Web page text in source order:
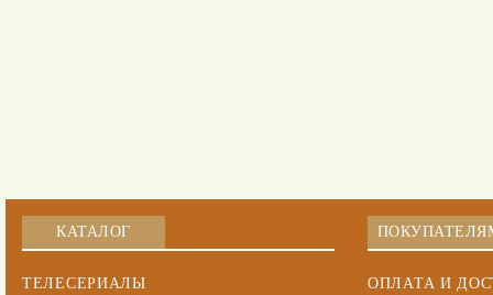
КАТАЛОГ
ТЕЛЕСЕРИАЛЫ
ОПЛАТА И